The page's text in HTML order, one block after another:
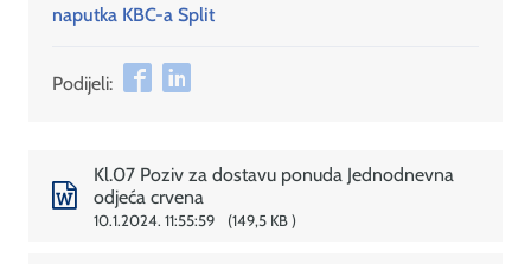
naputka KBC-a Split
Podijeli:
Kl.07 Poziv za dostavu ponuda Jednodnevna
odjeća crvena
10.1.2024. 11:55:59 149,5 KB